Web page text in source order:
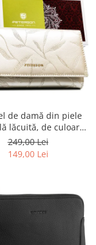
de damă din piele
lăcuită, de culoare
închidere cu capsă -
Peterson
249,00 Lei
149,00 Lei